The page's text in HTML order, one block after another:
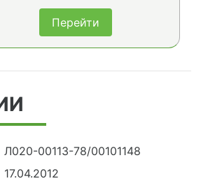
Перейти
Л020-00113-78/00101148
17.04.2012